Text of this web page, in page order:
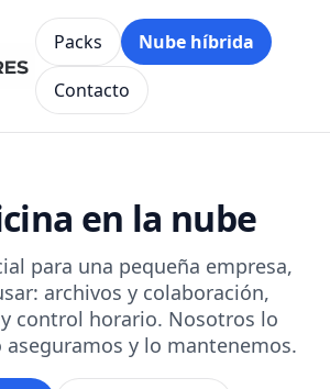
Packs
Nube híbrida
Contacto
en la nube
para una pequeña empresa,
archivos y colaboración,
control horario. Nosotros lo
y lo mantenemos.